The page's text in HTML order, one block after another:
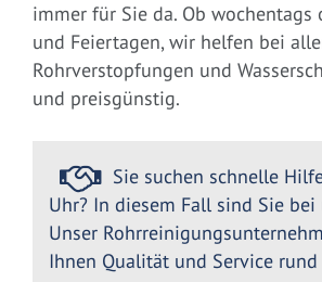
immer für Sie da. Ob wochentags
und Feiertagen, wir helfen bei
Rohrverstopfungen und
und preisgünstig.
Sie suchen schnelle
Uhr? In diesem Fall sind Sie
Unser
Ihnen Qualität und Service